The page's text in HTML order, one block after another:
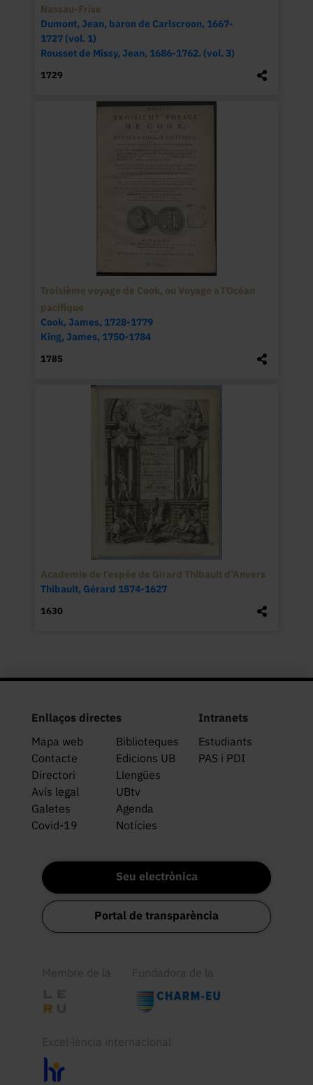
Nassau-Frise
Dumont, Jean, baron de Carlscroon, 1667-
1727 (vol. 1)
Rousset de Missy, Jean, 1686-1762. (vol. 3)
1729
Troisième voyage de Cook, ou Voyage a l’Océan
pacifique
Cook, James, 1728-1779
King, James, 1750-1784
1785
Academie de l’espée de Girard Thibault d’Anvers
Thibault, Gérard 1574-1627
1630
Enllaços directes
Mapa web
Biblioteques
Contacte
Edicions UB
Directori
Llengües
Avís legal
UBtv
Galetes
Agenda
Covid-19
Notícies
Intranets
Estudiants
PAS i PDI
Seu electrònica
Portal de transparència
Membre de la Fundadora de la
Excel·lència internacional